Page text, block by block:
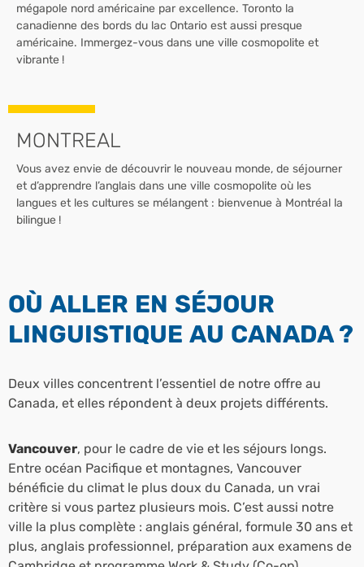
mégapole nord américaine par excellence. Toronto la
canadienne des bords du lac Ontario est aussi presque
américaine. Immergez-vous dans une ville cosmopolite et
vibrante !
MONTREAL
Vous avez envie de découvrir le nouveau monde, de séjourner
et d’apprendre l’anglais dans une ville cosmopolite où les
langues et les cultures se mélangent : bienvenue à Montréal la
bilingue !
OÙ ALLER EN SÉJOUR
LINGUISTIQUE AU CANADA ?
Deux villes concentrent l’essentiel de notre offre au
Canada, et elles répondent à deux projets différents.
Vancouver, pour le cadre de vie et les séjours longs.
Entre océan Pacifique et montagnes, Vancouver
bénéficie du climat le plus doux du Canada, un vrai
critère si vous partez plusieurs mois. C’est aussi notre
ville la plus complète : anglais général, formule 30 ans et
plus, anglais professionnel, préparation aux examens de